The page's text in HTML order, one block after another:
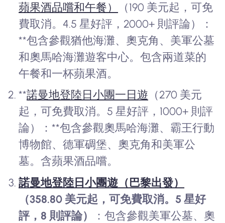
蘋果酒品嚐和午餐）
（190 美元起，可免
費取消。4.5 星好評，2000+ 則評論）：
**包含參觀猶他海灘、奧克角、美軍公墓
和奧馬哈海灘遊客中心。包含兩道菜的
午餐和一杯蘋果酒。
**諾曼地登陸日小團一日遊 （270 美元
起，可免費取消。5 星好評，1000+ 則評
論）：**包含參觀奧馬哈海灘、霸王行動
博物館、德軍碉堡、奧克角和美軍公
墓。含蘋果酒品嚐。
諾曼地登陸日小團遊（巴黎出發）
（358.80 美元起，可免費取消。5 星好
評，8 則評論）
：包含參觀美軍公墓、奧